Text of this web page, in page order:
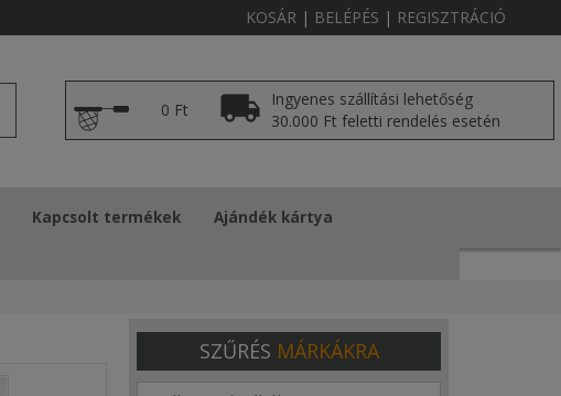
KOSÁR | BELÉPÉS | REGISZTRÁCIÓ
0 Ft
Ingyenes szállítási lehetőség
30.000 Ft feletti rendelés esetén
Kapcsolt termékek Ajándék kártya
SZŰRÉS MÁRKÁKRA